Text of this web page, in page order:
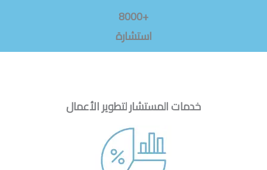
+8000
استشارة
خدمات المستشار لتطوير الأعمال